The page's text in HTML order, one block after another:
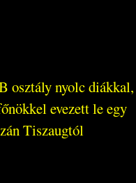
osztály nyolc diákkal,
evezett le egy
Tiszaugtól